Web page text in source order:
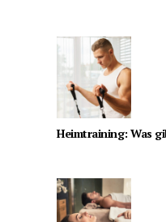
Heimtraining: Was